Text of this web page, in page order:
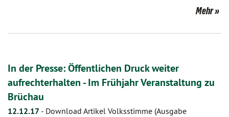
Mehr
In der Presse: Öffentlichen Druck weiter
aufrechterhalten - Im Frühjahr Veranstaltung zu
Brüchau
12.12.17 - Download Artikel Volksstimme (Ausgabe